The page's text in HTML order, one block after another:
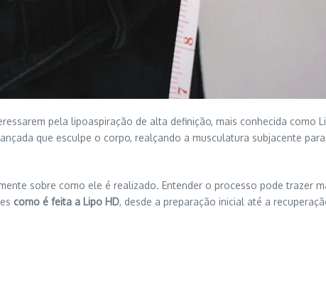
pela lipoaspiração de alta definição, mais conhecida como
que esculpe o corpo, realçando a musculatura subjacente
sobre como ele é realizado. Entender o processo pode trazer
como é feita a Lipo HD, desde a preparação inicial até a